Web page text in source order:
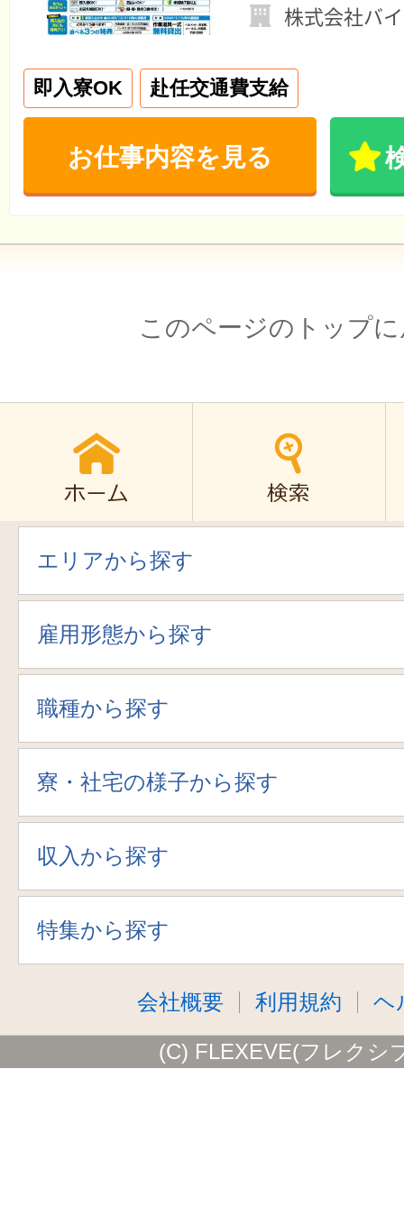
株式会社バ
即入寮OK 赴任交通費支給
お仕事内容を見る
このページのトップ
エリアから探す
雇用形態から探す
職種から探す
寮・社宅の様子から探す
収入から探す
特集から探す
会社概要 利用規約 ヘ
(C) FLEXEVE(フレクシ